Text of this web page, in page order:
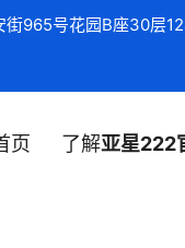
街965号花园B座30层
页 了解亚星222